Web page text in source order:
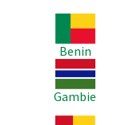
Benin
Image
Gambie